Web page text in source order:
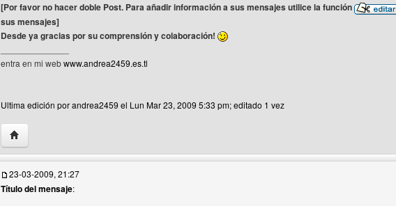
[Por favor no hacer doble Post. Para añadir información a sus mensajes utilice la función
sus mensajes]
Desde ya gracias por su comprensión y colaboración!
entra en mi webwww.andrea2459.es.tl
Ultima edición por andrea2459 el Lun Mar 23, 2009 5:33 pm; editado 1 vez
Visitar sitio web del autor: andrea2459
23-03-2009, 21:27
Título del mensaje: